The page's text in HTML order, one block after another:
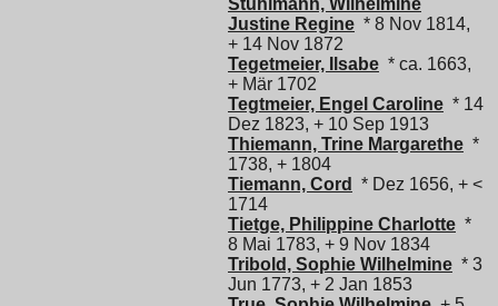
Justine Regine * 8 Nov 1814,
+ 14 Nov 1872
Tegetmeier, Ilsabe * ca. 1663,
+ Mär 1702
Tegtmeier, Engel Caroline * 14
Dez 1823, + 10 Sep 1913
Thiemann, Trine Margarethe *
1738, + 1804
Tiemann, Cord
* Dez 1656, + <
1714
Tietge, Philippine Charlotte *
8 Mai 1783, + 9 Nov 1834
Tribold, Sophie Wilhelmine * 3
Jun 1773, + 2 Jan 1853